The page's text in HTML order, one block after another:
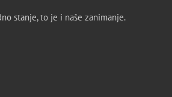
stanje, to je i naše zanimanje.